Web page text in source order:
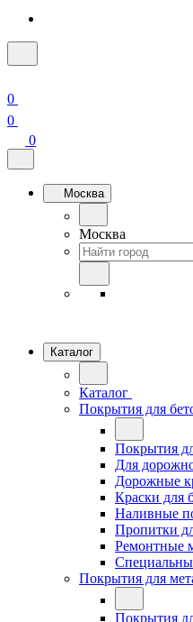
0
0
0
Москва
Москва
Каталог
Каталог
Покрытия для
Покрытия
Для
Дорожные
Краски для
Наливные
Пропитки
Ремонтные
Покрытия для
Покрытия